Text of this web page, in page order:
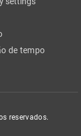
de tempo
reservados.